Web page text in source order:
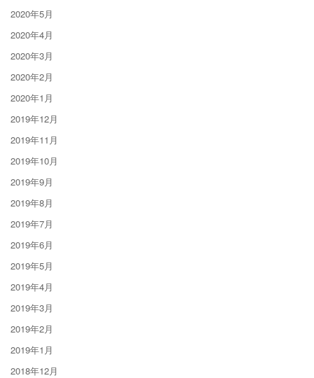
2020年5月
2020年4月
2020年3月
2020年2月
2020年1月
2019年12月
2019年11月
2019年10月
2019年9月
2019年8月
2019年7月
2019年6月
2019年5月
2019年4月
2019年3月
2019年2月
2019年1月
2018年12月